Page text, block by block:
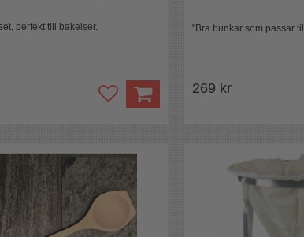
perfekt till bakelser. "Bra bunkar som passar till
269 kr